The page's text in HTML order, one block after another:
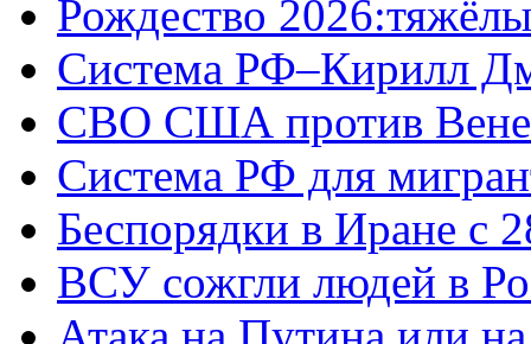
Рождество
Система РФ–Кирилл
СВО США против
Система РФ для
Беспорядки в Иране с
ВСУ сожгли людей в